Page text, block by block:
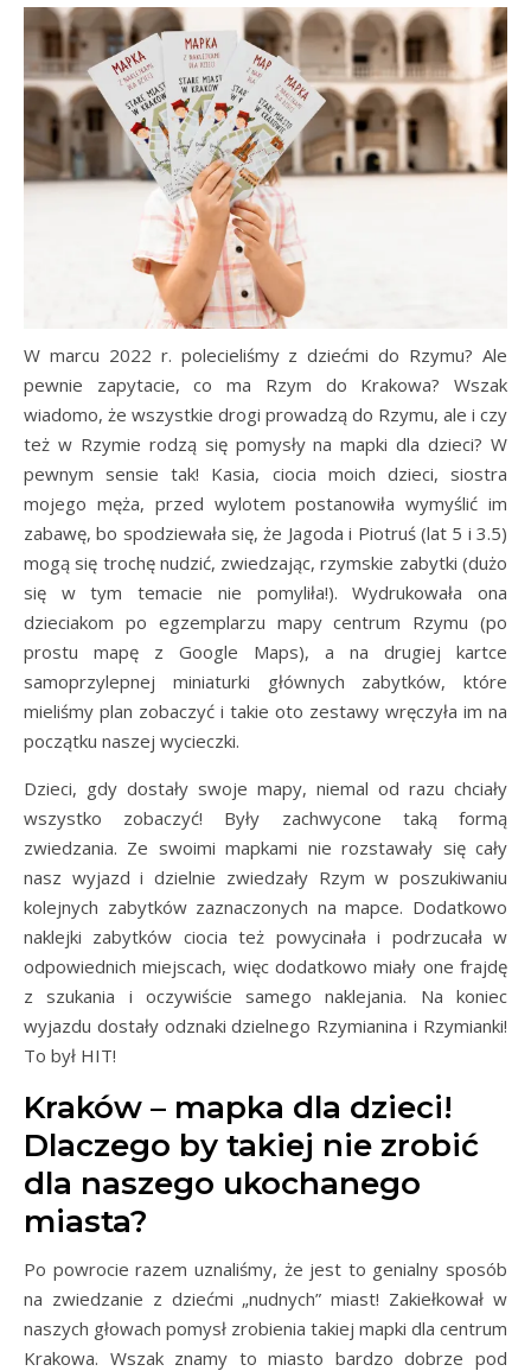
W marcu 2022 r. polecieliśmy z dziećmi do Rzymu? Ale
pewnie zapytacie, co ma Rzym do Krakowa? Wszak
wiadomo, że wszystkie drogi prowadzą do Rzymu, ale i czy
też w Rzymie rodzą się pomysły na mapki dla dzieci? W
pewnym sensie tak! Kasia, ciocia moich dzieci, siostra
mojego męża, przed wylotem postanowiła wymyślić im
zabawę, bo spodziewała się, że Jagoda i Piotruś (lat 5 i 3.5)
mogą się trochę nudzić, zwiedzając, rzymskie zabytki (dużo
się w tym temacie nie pomyliła!). Wydrukowała ona
dzieciakom po egzemplarzu mapy centrum Rzymu (po
prostu mapę z Google Maps), a na drugiej kartce
samoprzylepnej miniaturki głównych zabytków, które
mieliśmy plan zobaczyć i takie oto zestawy wręczyła im na
początku naszej wycieczki.
Dzieci, gdy dostały swoje mapy, niemal od razu chciały
wszystko zobaczyć! Były zachwycone taką formą
zwiedzania. Ze swoimi mapkami nie rozstawały się cały
nasz wyjazd i dzielnie zwiedzały Rzym w poszukiwaniu
kolejnych zabytków zaznaczonych na mapce. Dodatkowo
naklejki zabytków ciocia też powycinała i podrzucała w
odpowiednich miejscach, więc dodatkowo miały one frajdę
z szukania i oczywiście samego naklejania. Na koniec
wyjazdu dostały odznaki dzielnego Rzymianina i Rzymianki!
To był HIT!
Kraków – mapka dla dzieci!
Dlaczego by takiej nie zrobić
dla naszego ukochanego
miasta?
Po powrocie razem uznaliśmy, że jest to genialny sposób
na zwiedzanie z dziećmi „nudnych” miast! Zakiełkował w
naszych głowach pomysł zrobienia takiej mapki dla centrum
Krakowa. Wszak znamy to miasto bardzo dobrze pod